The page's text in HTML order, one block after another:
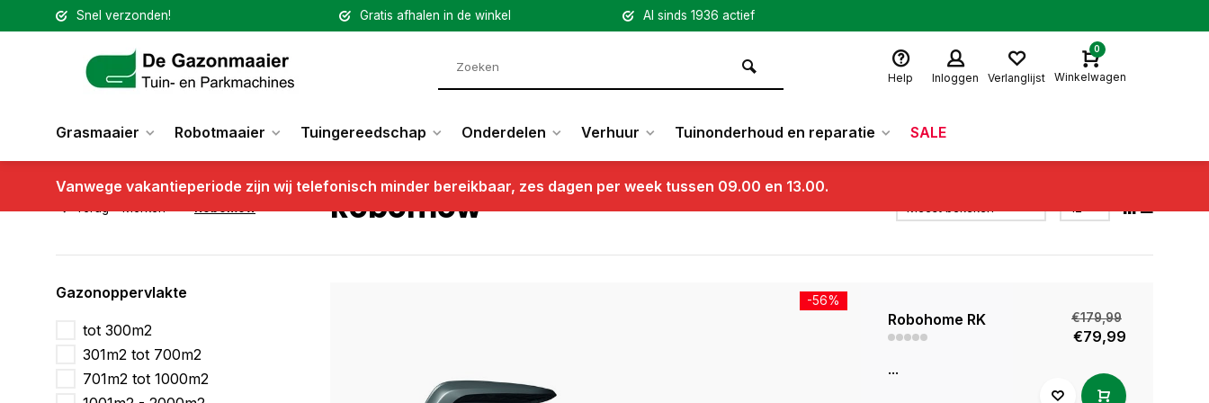
Snel verzonden! Gratis afhalen in de winkel Al sinds 1936 actief
Help Inloggen Verlanglijst
0
Winkelwagen
Grasmaaier Robotmaaier Tuingereedschap Onderdelen Verhuur Tuinonderhoud en reparatie SALE
Vanwege vakantieperiode zijn wij telefonisch minder bereikbaar, zes dagen per week tussen 09.00 en 13.00.
Robomow
Gazonoppervlakte
tot 300m2
301m2 tot 700m2
701m2 tot 1000m2
-56%
Robohome RK
...
€179,99
€79,99